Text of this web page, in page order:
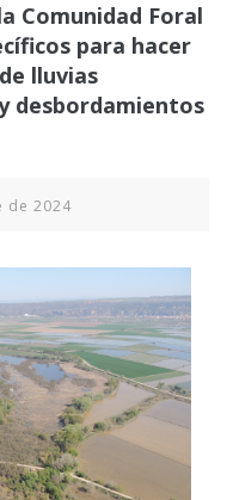
Comunidad Foral
para hacer
lluvias
desbordamientos
de 2024